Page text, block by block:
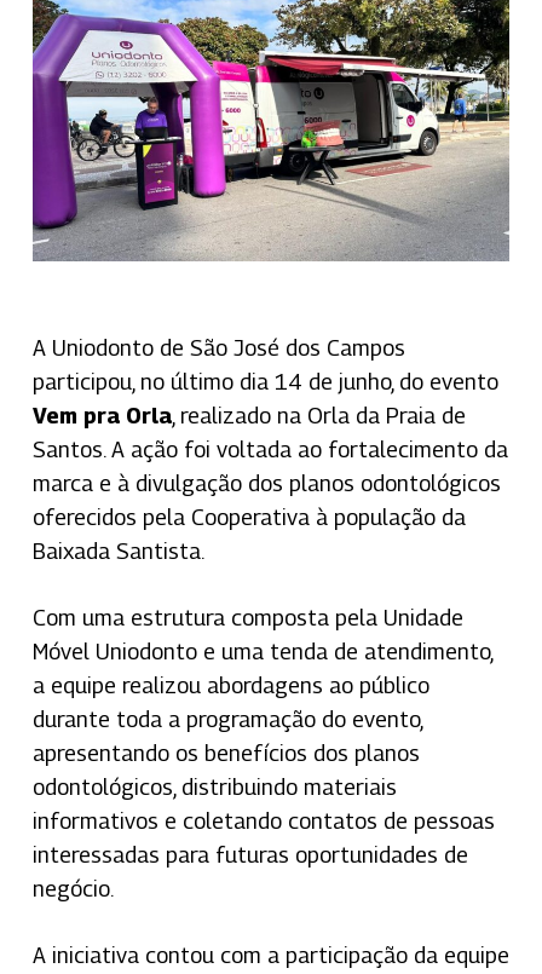
A Uniodonto de São José dos Campos
participou, no último dia 14 de junho, do evento
Vem pra Orla, realizado na Orla da Praia de
Santos. A ação foi voltada ao fortalecimento da
marca e à divulgação dos planos odontológicos
oferecidos pela Cooperativa à população da
Baixada Santista.
Com uma estrutura composta pela Unidade
Móvel Uniodonto e uma tenda de atendimento,
a equipe realizou abordagens ao público
durante toda a programação do evento,
apresentando os benefícios dos planos
odontológicos, distribuindo materiais
informativos e coletando contatos de pessoas
interessadas para futuras oportunidades de
negócio.
A iniciativa contou com a participação da equipe